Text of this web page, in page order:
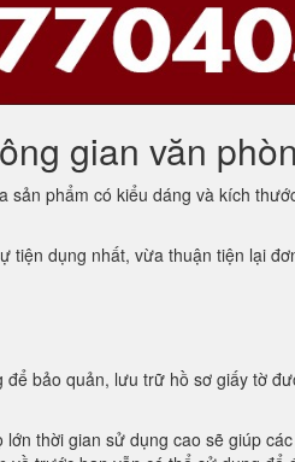
gian văn
phẩm có kiểu dáng và kích
dụng nhất, vừa thuận tiện lại
bảo quản, lưu trữ hồ sơ giấy tờ
thời gian sử dụng cao sẽ giúp